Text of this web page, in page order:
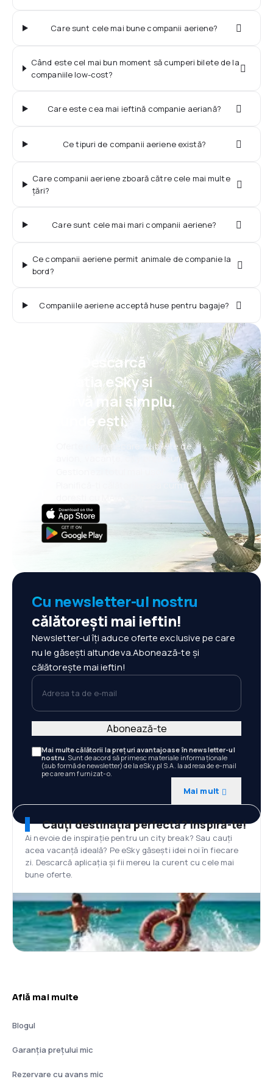
Dimensiunea și greutatea bagajelor - Pegasus
Dimensiunea și greutatea bagajelor - FlyDubai
Drepturile și obligațiile pasagerului
Care sunt cele mai bune companii aeriene?
Când este cel mai bun moment să cumperi bilete de la
companiile low-cost?
Care este cea mai ieftină companie aeriană?
Ce tipuri de companii aeriene există?
Care companii aeriene zboară către cele mai multe
țări?
Care sunt cele mai mari companii aeriene?
Ce companii aeriene permit animale de companie la
bord?
Companiile aeriene acceptă huse pentru bagaje?
Psst! Descarcă
aplicația eSky și
rezervă mai simplu,
oriunde ești.
Oferte noi în fiecare zi: bilete de
avion, vacanțe, city break-uri
Planifică-ți călătoriile așa cum îți
Cu newsletter-ul nostru
călătorești mai ieftin!
Newsletter-ul îți aduce oferte exclusive pe care
nu le găsești altundeva.Abonează-te și
călătorește mai ieftin!
Adresa ta de e-mail
Mai multe călătorii la prețuri avantajoase în newsletter-ul
nostru. Sunt de acord să primesc materiale informaționale
(sub formă de newsletter) de la eSky.pl S.A. la adresa de e-mail
pe care am furnizat-o.
Mai mult
Abonează-te
Cauți destinația perfectă? Inspiră-te!
Ai nevoie de inspirație pentru un city break? Sau cauți
acea vacanță ideală? Pe eSky găsești idei noi în fiecare
zi. Descarcă aplicația și fii mereu la curent cu cele mai
bune oferte.
Află mai multe
Blogul
Garanția prețului mic
Rezervare cu avans mic